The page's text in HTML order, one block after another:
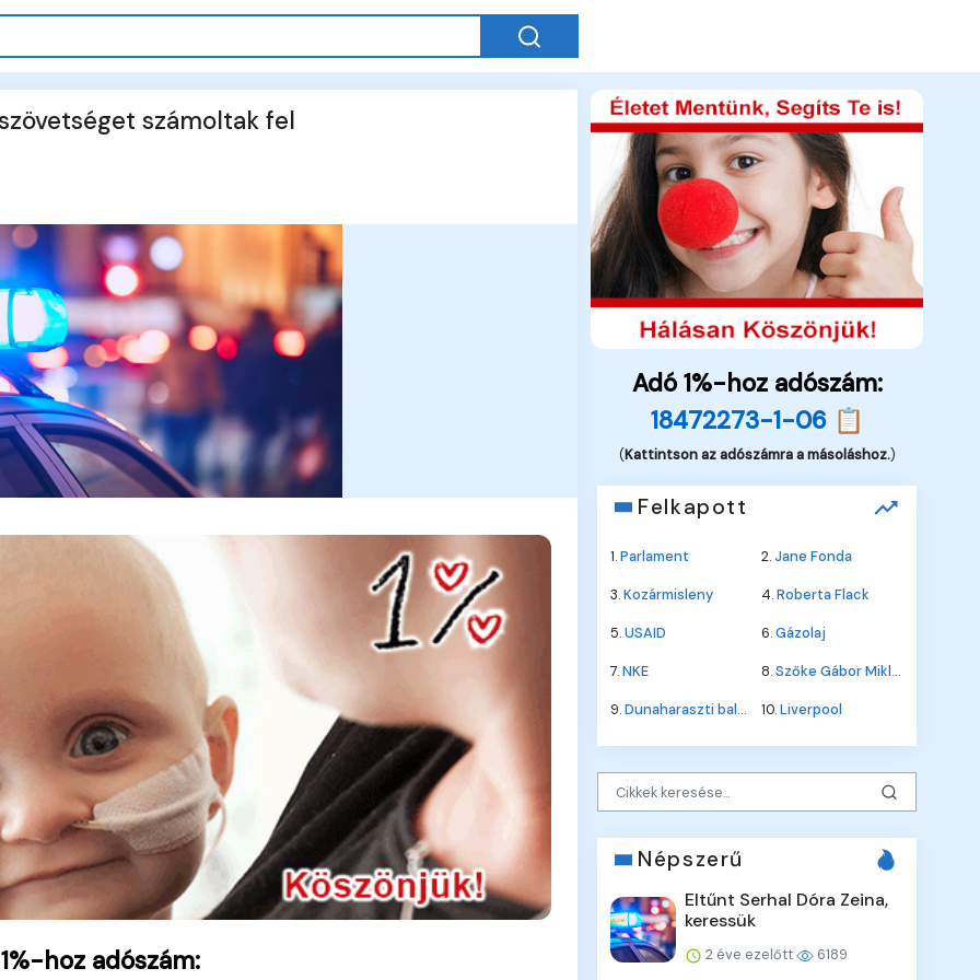
számoltak fel
hoz adószám:
Adó 1%-hoz adószám:
18472273-1-06 📋
(Kattintson az adószámra a másoláshoz.)
Felkapott
1.Parlament 2.Jane Fonda
3.Kozármisleny 4.Roberta Flack
5.USAID 6.Gázolaj
7.NKE 8.Szőke Gábor Miklós
9.Dunaharaszti baleset 10.Liverpool
Népszerű
Eltűnt Serhal Dóra Zeina,
keressük
2 éve ezelőtt 6189